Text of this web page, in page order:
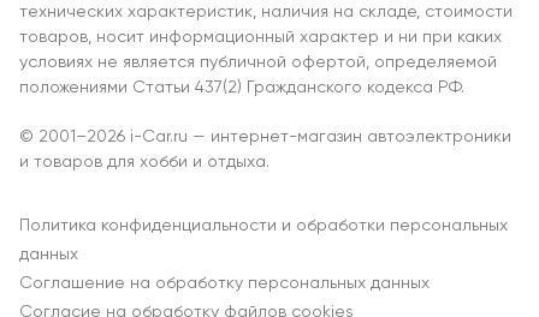
технических характеристик, наличия на складе, стоимости
товаров, носит информационный характер и ни при каких
условиях не является публичной офертой, определяемой
положениями Статьи 437(2) Гражданского кодекса РФ.
© 2001–2026 i-Car.ru — интернет-магазин автоэлектроники
и товаров для хобби и отдыха.
Политика конфиденциальности и обработки персональных
данных
Соглашение на обработку персональных данных
Согласие на обработку файлов cookies